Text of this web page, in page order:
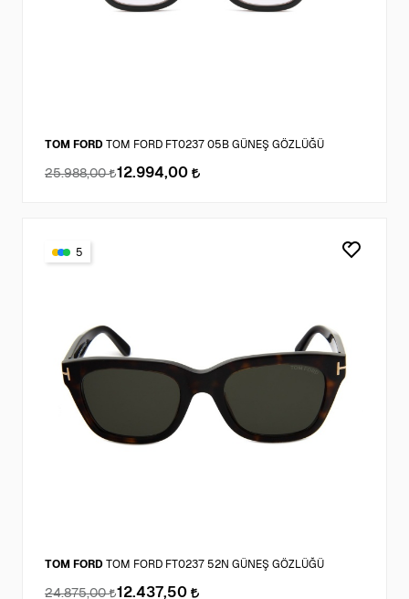
TOM FORD TOM FORD FT0237 05B GÜNEŞ GÖZLÜĞÜ
25.988,00 12.994,00
5
TOM FORD TOM FORD FT0237 52N GÜNEŞ GÖZLÜĞÜ
24.875,00 12.437,50